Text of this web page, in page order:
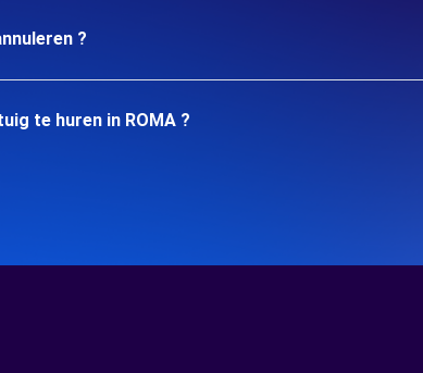
?
te huren in ROMA ?